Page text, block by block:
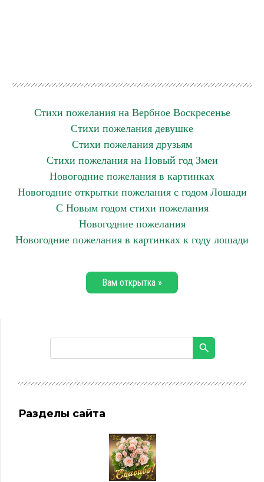
Стихи пожелания на Вербное Воскресенье
Стихи пожелания девушке
Стихи пожелания друзьям
Стихи пожелания на Новый год Змеи
Новогодние пожелания в картинках
Новогодние открытки пожелания с годом Лошади
C Новым годом стихи пожелания
Новогодние пожелания
Новогодние пожелания в картинках к году лошади
Вам открытка »
Разделы сайта